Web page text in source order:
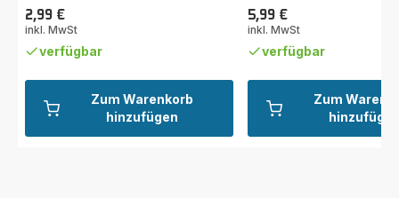
Zum Warenkorb
hinzufügen
Preis
2,99 €
inkl. MwSt
verfügbar
Zum
Preis
5,99 €
inkl. MwSt
verfügbar